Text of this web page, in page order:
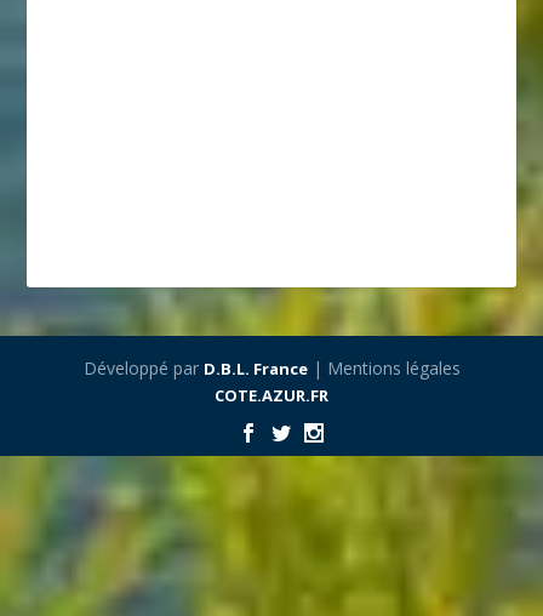
Développé par D.B.L. France| Mentions légales
COTE.AZUR.FR